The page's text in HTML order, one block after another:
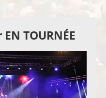
TOURNÉE